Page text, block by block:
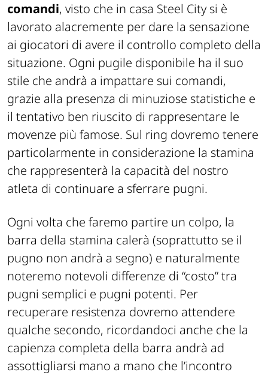
comandi, visto che in casa Steel City si è
lavorato alacremente per dare la sensazione
ai giocatori di avere il controllo completo della
situazione. Ogni pugile disponibile ha il suo
stile che andrà a impattare sui comandi,
grazie alla presenza di minuziose statistiche e
il tentativo ben riuscito di rappresentare le
movenze più famose. Sul ring dovremo tenere
particolarmente in considerazione la stamina
che rappresenterà la capacità del nostro
atleta di continuare a sferrare pugni.
Ogni volta che faremo partire un colpo, la
barra della stamina calerà (soprattutto se il
pugno non andrà a segno) e naturalmente
noteremo notevoli differenze di “costo” tra
pugni semplici e pugni potenti. Per
recuperare resistenza dovremo attendere
qualche secondo, ricordandoci anche che la
capienza completa della barra andrà ad
assottigliarsi mano a mano che l’incontro